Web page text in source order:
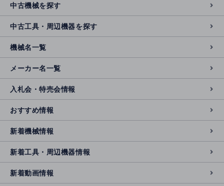
中古機械を探す
中古工具・周辺機器を探す
機械名一覧
メーカー名一覧
入札会・特売会情報
おすすめ情報
新着機械情報
新着工具・周辺機器情報
新着動画情報